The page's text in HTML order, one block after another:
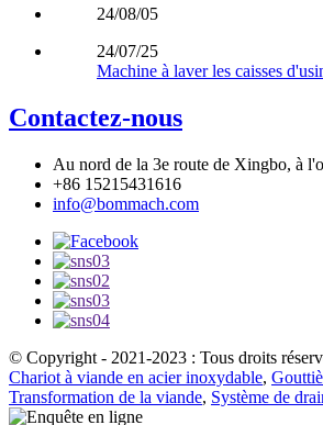
24/08/05
24/07/25
Machine à laver les caisses
Contactez-nous
Au nord de la 3e route de Xingbo, à
+86 15215431616
info@bommach.com
© Copyright - 2021-2023 : Tous droits
Chariot à viande en acier inoxydable,
Transformation de la viande, Système de